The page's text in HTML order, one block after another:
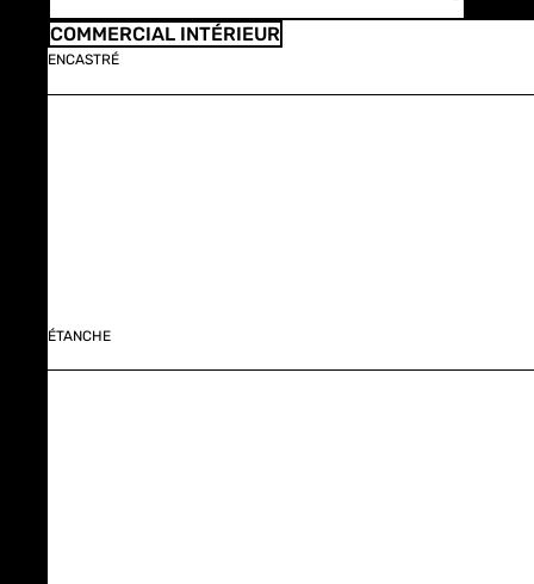
COMMERCIAL INTÉRIEUR
ENCASTRÉ
ÉTANCHE